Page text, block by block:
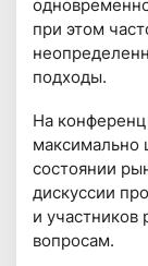
при этом
подходы.
На
максимально
состоянии
дискуссии
и участников
вопросам.